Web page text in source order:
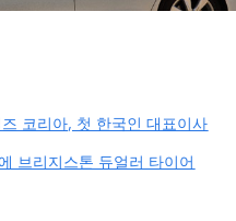
코리아, 첫 한국인 대표이사
브리지스톤 듀얼러 타이어